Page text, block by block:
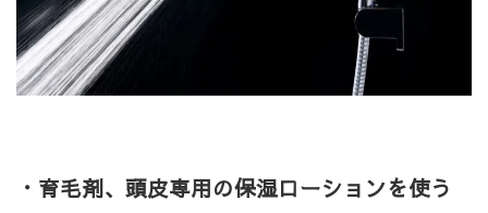
・育毛剤、頭皮専用の保湿ローションを使う